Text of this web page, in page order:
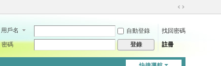
切
到
用戶名 自動登錄
找回密碼
密碼
登錄 註冊